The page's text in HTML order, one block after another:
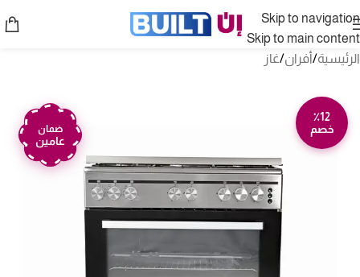
Skip to navigation
Skip to main content
الرئيسية/أفران/غاز
٪12
خصم
ضمان
عامين